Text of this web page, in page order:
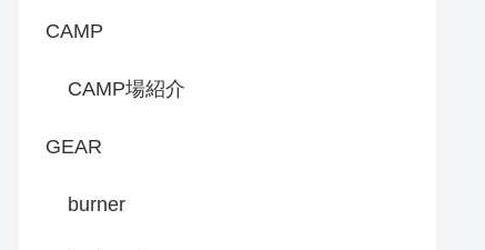
CAMP
CAMP場紹介
GEAR
burner